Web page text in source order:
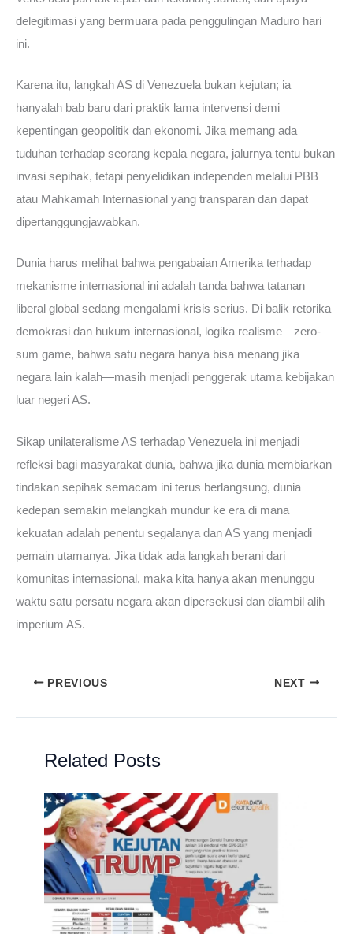
delegitimasi yang bermuara pada penggulingan Maduro hari
ini.
Karena itu, langkah AS di Venezuela bukan kejutan; ia
hanyalah bab baru dari praktik lama intervensi demi
kepentingan geopolitik dan ekonomi. Jika memang ada
tuduhan terhadap seorang kepala negara, jalurnya tentu bukan
invasi sepihak, tetapi penyelidikan independen melalui PBB
atau Mahkamah Internasional yang transparan dan dapat
dipertanggungjawabkan.
Dunia harus melihat bahwa pengabaian Amerika terhadap
mekanisme internasional ini adalah tanda bahwa tatanan
liberal global sedang mengalami krisis serius. Di balik retorika
demokrasi dan hukum internasional, logika realisme—zero-
sum game, bahwa satu negara hanya bisa menang jika
negara lain kalah—masih menjadi penggerak utama kebijakan
luar negeri AS.
Sikap unilateralisme AS terhadap Venezuela ini menjadi
refleksi bagi masyarakat dunia, bahwa jika dunia membiarkan
tindakan sepihak semacam ini terus berlangsung, dunia
kedepan semakin melangkah mundur ke era di mana
kekuatan adalah penentu segalanya dan AS yang menjadi
pemain utamanya. Jika tidak ada langkah berani dari
komunitas internasional, maka kita hanya akan menunggu
waktu satu persatu negara akan dipersekusi dan diambil alih
imperium AS.
PREVIOUS NEXT
Related Posts